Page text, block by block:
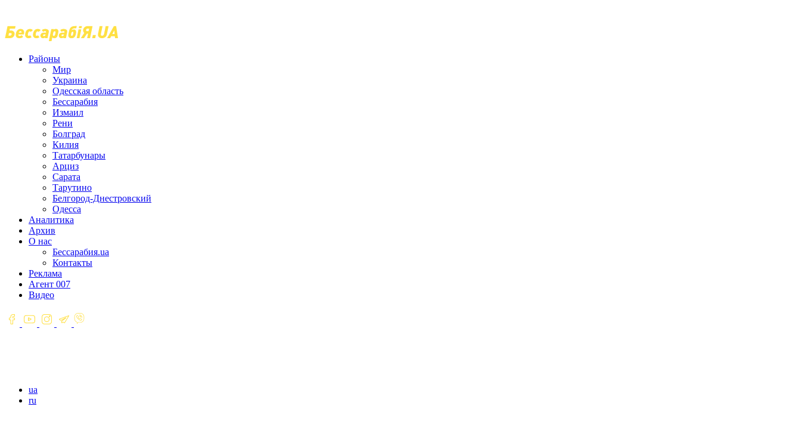
Районы
Мир
Украина
Одесская область
Бессарабия
Измаил
Рени
Болград
Килия
Татарбунары
Арциз
Сарата
Тарутино
Белгород-Днестровский
Одесса
Аналитика
Архив
О нас
Бессарабия.ua
Контакты
Реклама
Агент 007
Видео
ua
ru